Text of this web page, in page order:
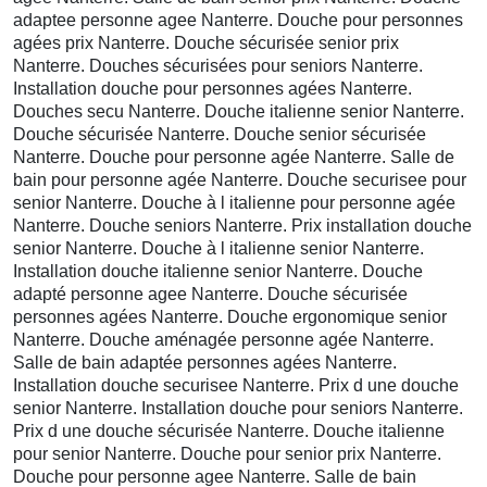
adaptee personne agee Nanterre. Douche pour personnes
agées prix Nanterre. Douche sécurisée senior prix
Nanterre. Douches sécurisées pour seniors Nanterre.
Installation douche pour personnes agées Nanterre.
Douches secu Nanterre. Douche italienne senior Nanterre.
Douche sécurisée Nanterre. Douche senior sécurisée
Nanterre. Douche pour personne agée Nanterre. Salle de
bain pour personne agée Nanterre. Douche securisee pour
senior Nanterre. Douche à l italienne pour personne agée
Nanterre. Douche seniors Nanterre. Prix installation douche
senior Nanterre. Douche à l italienne senior Nanterre.
Installation douche italienne senior Nanterre. Douche
adapté personne agee Nanterre. Douche sécurisée
personnes agées Nanterre. Douche ergonomique senior
Nanterre. Douche aménagée personne agée Nanterre.
Salle de bain adaptée personnes agées Nanterre.
Installation douche securisee Nanterre. Prix d une douche
senior Nanterre. Installation douche pour seniors Nanterre.
Prix d une douche sécurisée Nanterre. Douche italienne
pour senior Nanterre. Douche pour senior prix Nanterre.
Douche pour personne agee Nanterre. Salle de bain